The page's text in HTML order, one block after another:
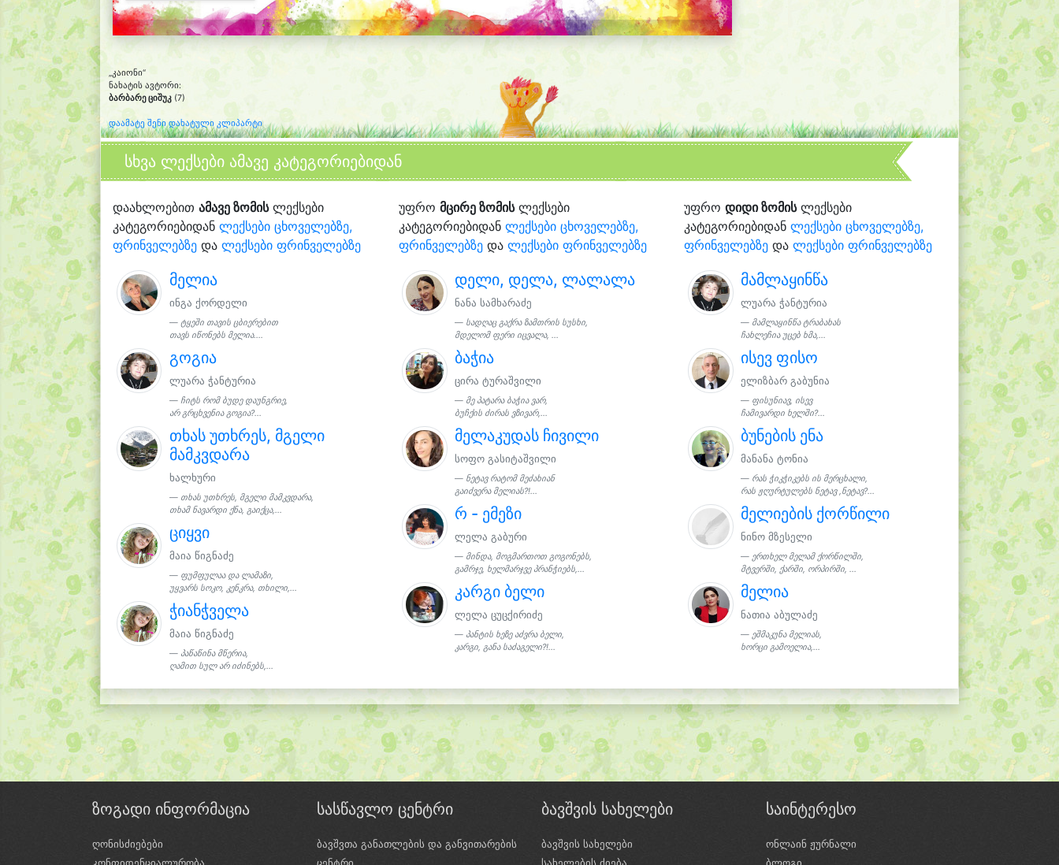
„კაიონი“
ნახატის ავტორი:
ბარბარე ციშუკ (7)
დაამატე შენი დახატული კლიპარტი
სხვა ლექსები ამავე კატეგორიებიდან
დაახლოებით ამავე ზომისლექსები
კატეგორიებიდან ლექსები ცხოველებზე,
ფრინველებზე და ლექსები ფრინველებზე
მელია
ინგა ქორდელი
ტყეში თავის ცბიერებით
თავს იწონებს მელია....
გოგია
ლუარა ჭანტურია
ჩიტს რომ ბუდე დაუნგრიე,
არ გრცხვენია გოგია?...
თხას უთხრეს, მგელი
მამკვდარა
ხალხური
თხას უთხრეს, მგელი მამკვდარა,
თხამ ნავარდი ქნა, გაიქცა,...
ციყვი
მაია წიგნაძე
ფუმფულაა და ლამაზი,
უყვარს სოკო, კენკრა, თხილი,...
ჭიანჭველა
მაია წიგნაძე
პაწაწინა მწერია,
ღამით სულ არ იძინებს,...
უფრო მცირე ზომისლექსები
კატეგორიებიდან ლექსები ცხოველებზე,
ფრინველებზედა ლექსები ფრინველებზე
დელი, დელა, ლალალა
ნანა სამხარაძე
სადღაც გაქრა ზამთრის სუსხი,
მდელომ ფერი იცვალა, ...
ბაჭია
ცირა ტურაშვილი
მე პატარა ბაჭია ვარ,
ბუჩქის ძირას ვზივარ,...
მელაკუდას ჩივილი
სოფო გასიტაშვილი
ნეტავ რატომ მეძახიან
გაიძვერა მელიას?!...
რ - ემეზი
ლელა გაბური
მინდა, მოგმართოთ გოგონებს,
გამრჯე, ხელმარჯვე პრანჭიებს,...
კარგი ბელი
ლელა ცუცქირიძე
პანტის ხეზე აძვრა ბელი,
კარგი, განა საძაგელი?!...
უფროდიდი ზომისლექსები
კატეგორიებიდანლექსები ცხოველებზე,
ფრინველებზე დალექსები ფრინველებზე
მამლაყინწა
ლუარა ჭანტურია
მამლაყინწა ტრაბახას
ჩახლეჩია უცებ ხმა,...
ისევ ფისო
ელიზბარ გაბუნია
ფისუნიავ, ისევ
ჩამივარდი ხელში?...
ბუნების ენა
მანანა ტონია
რას ჭიკჭიკებს ის მერცხალი,
რას ჟღურტულებს ნეტავ ,ნეტავ?...
მელიების ქორწილი
ნინო მზესელი
ერთხელ მელამ ქორწილში,
მტვერში, ქარში, ორპირში, ...
მელია
ნათია აბულაძე
ეშმაკუნა მელიას,
ხორცი გამოელია,...
ზოგადი ინფორმაცია
ღონისძიებები
კონფიდენციალურობა
სასწავლო ცენტრი
ბავშვთა განათლების და განვითარების
ცენტრი
ბავშვის სახელები
ბავშვის სახელები
სახელების ძიება
საინტერესო
ონლაინ ჟურნალი
ბლოგი